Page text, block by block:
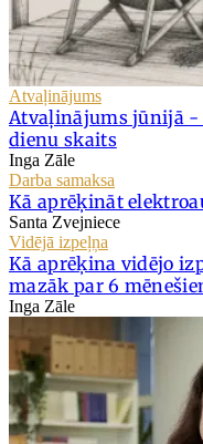
Atvaļinājums
Atvaļinājums jūnijā -
dienu skaits
Inga Zāle
Darba samaksa
Kā aprēķināt
Santa Zvejniece
Vidējā izpeļņa
Kā aprēķina vidējo
mazāk par 6
Inga Zāle